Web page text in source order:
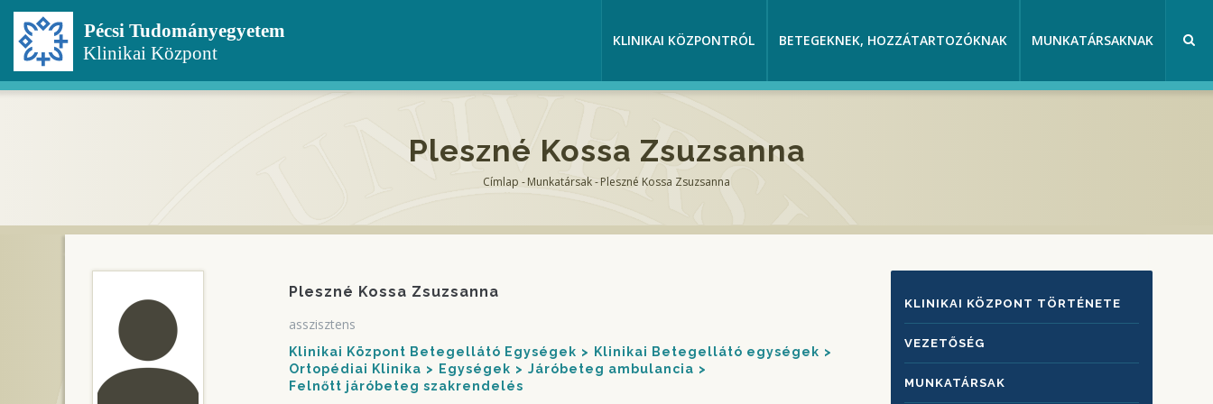
Ugrás
tartalomra
KLINIKAI KÖZPONTRÓL BETEGEKNEK, HOZZÁTARTOZÓKNAK MUNKATÁRSAKNAK
Pleszné Kossa Zsuzsanna
Címlap -Munkatársak-Pleszné Kossa Zsuzsanna
Pleszné Kossa Zsuzsanna
asszisztens
Klinikai Központ Betegellátó Egységek
Klinikai Betegellátó egységek
Ortopédiai Klinika
Egységek
Járóbeteg ambulancia
Felnőtt járóbeteg szakrendelés
KLINIKAI
KÖZPONTRÓL
KLINIKAI KÖZPONT TÖRTÉNETE
VEZETŐSÉG
MUNKATÁRSAK